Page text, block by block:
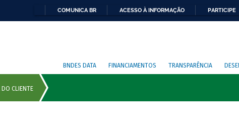
COMUNICA BR ACESSO À INFORMAÇÃO PARTICIPE
BNDES DATA FINANCIAMENTOS TRANSPARÊNCIA